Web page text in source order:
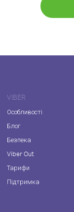
VIBER
Особливості
Блог
Безпека
Viber Out
Тарифи
Підтримка